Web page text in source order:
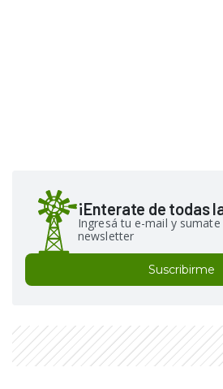
¡Enterate de todas
Ingresá tu e-mail y
newsletter
Suscribirme